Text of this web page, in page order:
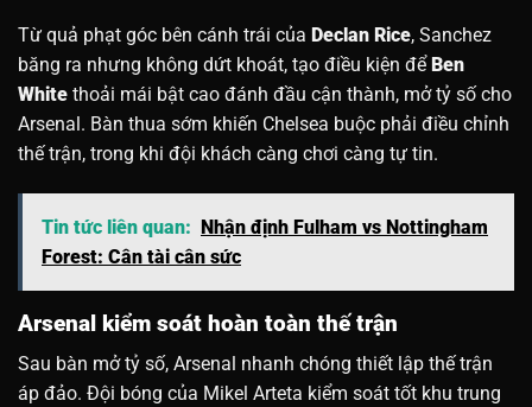
Từ quả phạt góc bên cánh trái của Declan Rice, Sanchez
băng ra nhưng không dứt khoát, tạo điều kiện đểBen
White thoải mái bật cao đánh đầu cận thành, mở tỷ số cho
Arsenal. Bàn thua sớm khiến Chelsea buộc phải điều chỉnh
thế trận, trong khi đội khách càng chơi càng tự tin.
Tin tức liên quan: Nhận định Fulham vs Nottingham
Forest: Cân tài cân sức
Arsenal kiểm soát hoàn toàn thế trận
Sau bàn mở tỷ số, Arsenal nhanh chóng thiết lập thế trận
áp đảo. Đội bóng của Mikel Arteta kiểm soát tốt khu trung